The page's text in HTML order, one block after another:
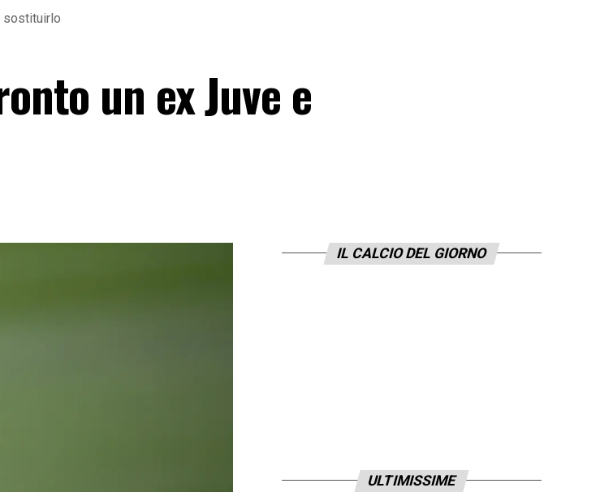
sostituirlo
un ex Juve e
IL CALCIO DEL GIORNO
ULTIMISSIME